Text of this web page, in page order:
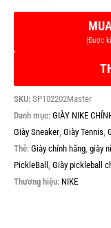
SKU: SP102202Master
Danh mục: GIÀY NIKE
Giày Sneaker, Giày Tennis,
Thẻ: Giày chính hãng, giày
PickleBall , Giày pickleball
Thương hiệu: NIKE